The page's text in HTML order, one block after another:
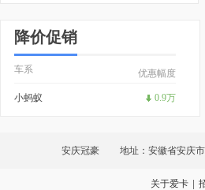
降价促销
车系 优惠幅度
小蚂蚁 0.9万
安庆冠豪 地址：安徽省安庆
关于爱卡 |